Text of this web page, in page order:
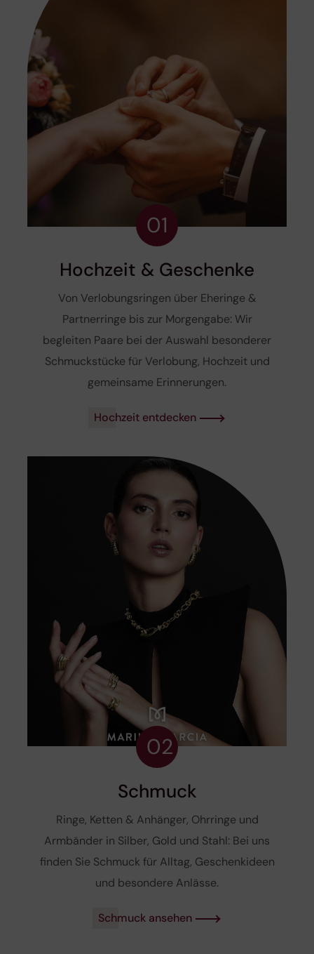
01
Hochzeit & Geschenke
Von Verlobungsringen über Eheringe &
Partnerringe bis zur Morgengabe: Wir
begleiten Paare bei der Auswahl besonderer
Schmuckstücke für Verlobung, Hochzeit und
gemeinsame Erinnerungen.
Hochzeit entdecken
02
Schmuck
Ringe, Ketten & Anhänger, Ohrringe und
Armbänder in Silber, Gold und Stahl: Bei uns
finden Sie Schmuck für Alltag, Geschenkideen
und besondere Anlässe.
Schmuck ansehen